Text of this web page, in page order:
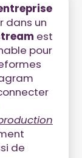
dans un
est
pour
de